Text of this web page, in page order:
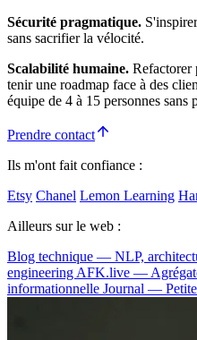
Sécurité pragmatique.
sans sacrifier la vélocité.
Scalabilité humaine. Refactorer
tenir une roadmap face à des
équipe de 4 à 15 personnes sans
Prendre contact
Ils m'ont fait confiance :
Etsy Chanel Lemon Learning
Ailleurs sur le web :
Blog technique — NLP,
engineering AFK.live —
informationnelle Journal —